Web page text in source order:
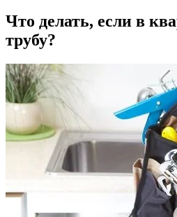
Что делать, если в
трубу?